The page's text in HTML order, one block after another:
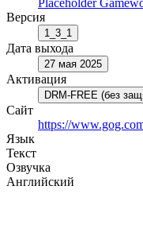
Версия
1_3_1
Дата выхода
27 мая 2025
Активация
DRM-FREE (без
Сайт
https://
Язык
Текст
Озвучка
Английский